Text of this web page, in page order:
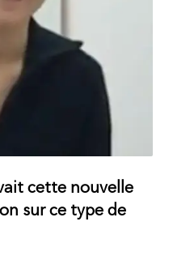
cette nouvelle
sur ce type de